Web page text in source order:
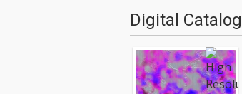
Digital Catalog